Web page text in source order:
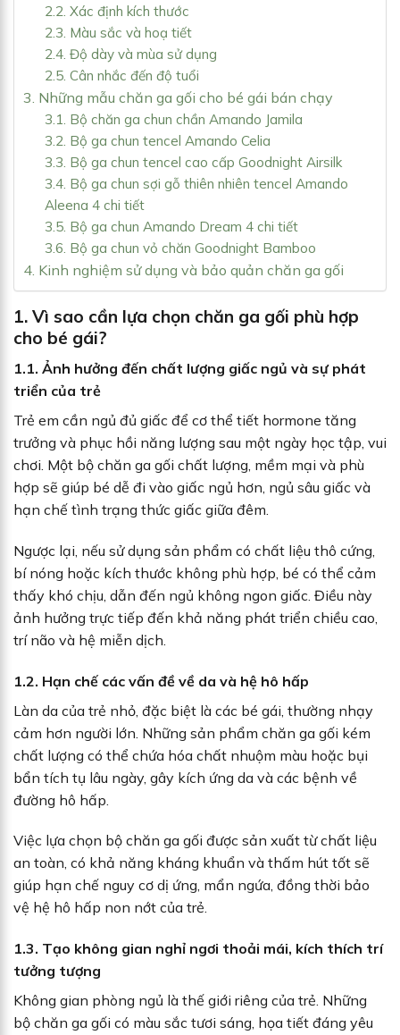
2.2. Xác định kích thước
2.3. Màu sắc và hoạ tiết
2.4. Độ dày và mùa sử dụng
2.5. Cân nhắc đến độ tuổi
3. Những mẫu chăn ga gối cho bé gái bán chạy
3.1. Bộ chăn ga chun chần Amando Jamila
3.2. Bộ ga chun tencel Amando Celia
3.3. Bộ ga chun tencel cao cấp Goodnight Airsilk
3.4. Bộ ga chun sợi gỗ thiên nhiên tencel Amando
Aleena 4 chi tiết
3.5. Bộ ga chun Amando Dream 4 chi tiết
3.6. Bộ ga chun vỏ chăn Goodnight Bamboo
4. Kinh nghiệm sử dụng và bảo quản chăn ga gối
1. Vì sao cần lựa chọn chăn ga gối phù hợp
cho bé gái?
1.1. Ảnh hưởng đến chất lượng giấc ngủ và sự phát
triển của trẻ
Trẻ em cần ngủ đủ giấc để cơ thể tiết hormone tăng
trưởng và phục hồi năng lượng sau một ngày học tập, vui
chơi. Một bộ chăn ga gối chất lượng, mềm mại và phù
hợp sẽ giúp bé dễ đi vào giấc ngủ hơn, ngủ sâu giấc và
hạn chế tình trạng thức giấc giữa đêm.
Ngược lại, nếu sử dụng sản phẩm có chất liệu thô cứng,
bí nóng hoặc kích thước không phù hợp, bé có thể cảm
thấy khó chịu, dẫn đến ngủ không ngon giấc. Điều này
ảnh hưởng trực tiếp đến khả năng phát triển chiều cao,
trí não và hệ miễn dịch.
1.2. Hạn chế các vấn đề về da và hệ hô hấp
Làn da của trẻ nhỏ, đặc biệt là các bé gái, thường nhạy
cảm hơn người lớn. Những sản phẩm chăn ga gối kém
chất lượng có thể chứa hóa chất nhuộm màu hoặc bụi
bẩn tích tụ lâu ngày, gây kích ứng da và các bệnh về
đường hô hấp.
Việc lựa chọn bộ chăn ga gối được sản xuất từ chất liệu
an toàn, có khả năng kháng khuẩn và thấm hút tốt sẽ
giúp hạn chế nguy cơ dị ứng, mẩn ngứa, đồng thời bảo
vệ hệ hô hấp non nớt của trẻ.
1.3. Tạo không gian nghỉ ngơi thoải mái, kích thích trí
tưởng tượng
Không gian phòng ngủ là thế giới riêng của trẻ. Những
bộ chăn ga gối có màu sắc tươi sáng, họa tiết đáng yêu